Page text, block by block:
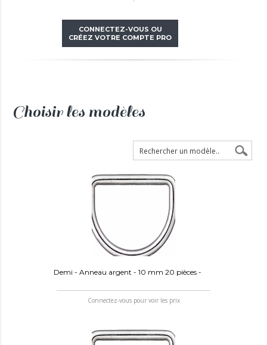
CONNECTEZ-VOUS OU
CRÉEZ VOTRE COMPTE PRO
Choisir les modèles
Demi - Anneau argent - 10 mm 20 pièces -
Connectez-vous pour voir les prix